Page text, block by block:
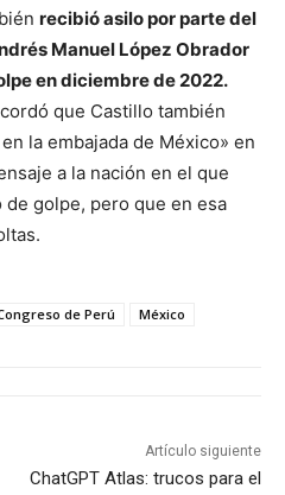
recibió asilo por parte del
Manuel López Obrador
en diciembre de 2022.
que Castillo también
la embajada de México» en
a la nación en el que
golpe, pero que en esa
de Perú México
Artículo siguiente
ChatGPT Atlas: trucos para el